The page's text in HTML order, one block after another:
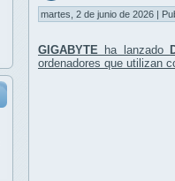
martes, 2 de junio de 2026 |
GIGABYTE ha lanzado
ordenadores que utilizan